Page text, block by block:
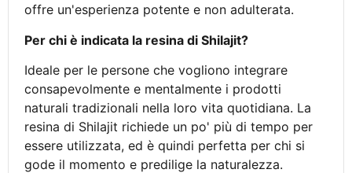
offre un'esperienza potente e non adulterata.
Per chi è indicata la resina di Shilajit?
Ideale per le persone che vogliono integrare
consapevolmente e mentalmente i prodotti
naturali tradizionali nella loro vita quotidiana. La
resina di Shilajit richiede un po' più di tempo per
essere utilizzata, ed è quindi perfetta per chi si
gode il momento e predilige la naturalezza.